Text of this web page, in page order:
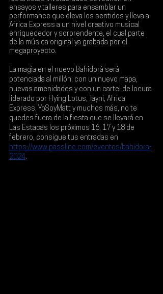
ensayos y talleres para ensamblar un
performance que eleva los sentidos y lleva a
Africa Express a un nivel creativo musical
enriquecedor y sorprendente, el cual parte
de la música original ya grabada por el
megaproyecto.
La magia en el nuevo Bahidorá será
potenciada al millón, con un nuevo mapa,
nuevas amenidades y con un cartel de locura
liderado por Flying Lotus, Tayni, Africa
Express, YoSoyMatt y muchos más, no te
quedes fuera de la fiesta que se llevará en
Las Estacas los próximos 16, 17 y 18 de
febrero, consigue tus entradas en
https://www.passline.com/eventos/bahidora-
2024.